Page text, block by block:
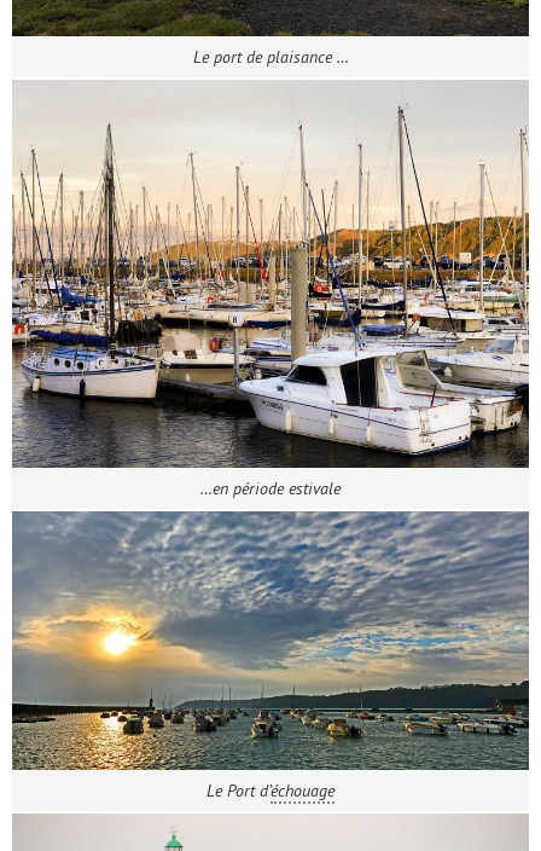
Le port de plaisance …
…en période estivale
Le Port d’échouage